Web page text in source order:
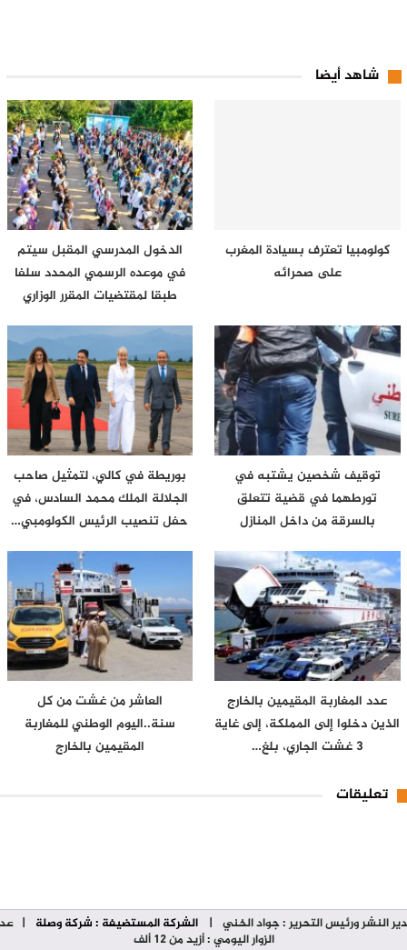
شاهد أيضا
كولومبيا تعترف بسيادة المغرب
على صحرائه
الدخول المدرسي المقبل سیتم
في موعده الرسمي المحدد سلفا
طبقا لمقتضیات المقرر الوزاري
توقيف شخصين يشتبه في
تورطهما في قضية تتعلق
بالسرقة من داخل المنازل
بوريطة في كالي، لتمثيل صاحب
الجلالة الملك محمد السادس، في
حفل تنصيب الرئيس الكولومبي…
عدد المغاربة المقيمين بالخارج
الذين دخلوا إلى المملكة، إلى غاية
3 غشت الجاري، بلغ…
العاشر من غشت من كل
سنة..اليوم الوطني للمغاربة
المقيمين بالخارج
تعليقات
النشر ورئيس التحرير : جواد الخني | الشركة المستضيفة : شركة وصلة |
الزوار اليومي : أزيد من 12 ألف